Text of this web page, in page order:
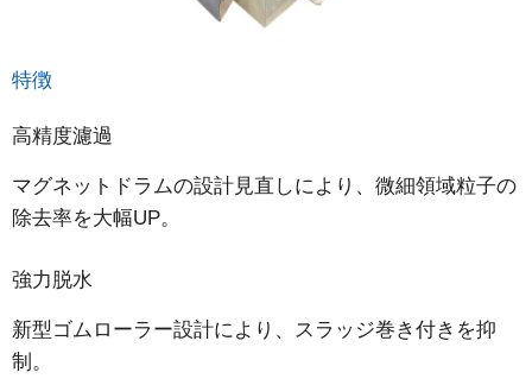
特徴
高精度濾過
マグネットドラムの設計見直しにより、微細領域粒子の
除去率を大幅UP。
強力脱水
新型ゴムローラー設計により、スラッジ巻き付きを抑
制。